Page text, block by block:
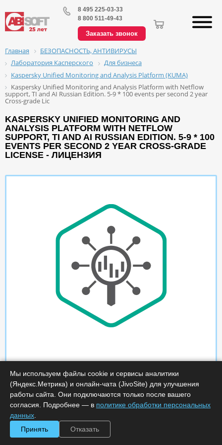
8 495 225-03-33
8 800 511-49-43
Заказать звонок
Главная
БЕЗОПАСНОСТЬ, АНТИВИРУСЫ
Лаборатория Касперского
Для бизнеса
Kaspersky Unified Monitoring and Analysis Platform (KUMA)
Kaspersky Unified Monitoring and Analysis Platform with Netflow
support, TI and AI Russian Edition. 5-9 * 100 events per second 2 year
Cross-grade Lic
KASPERSKY UNIFIED MONITORING AND
ANALYSIS PLATFORM WITH NETFLOW
SUPPORT, TI AND AI RUSSIAN EDITION. 5-9 * 100
EVENTS PER SECOND 2 YEAR CROSS-GRADE
LICENSE - ЛИЦЕНЗИЯ
Мы используем файлы cookie и сервисы аналитики
(Яндекс.Метрика) и онлайн-чата (JivoSite) для улучшения
работы сайта. Они подключаются только после вашего
согласия. Подробнее — в политике обработки персональных
данных
Принять
Отказать